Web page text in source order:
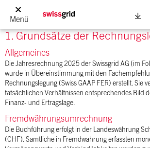
Menü
1. Grundsätze der
Allgemeines
Die Jahresrechnung 2025 der Swissgrid AG (im
wurde in Übereinstimmung mit den
Rechnungslegung (Swiss GAAP FER) erstellt. Sie
tatsächlichen Verhältnissen entsprechendes Bild
Finanz- und Ertragslage.
Fremdwährungsumrechnung
Die Buchführung erfolgt in der Landeswährung
(CHF). Sämtliche in Fremdwährung erfassten